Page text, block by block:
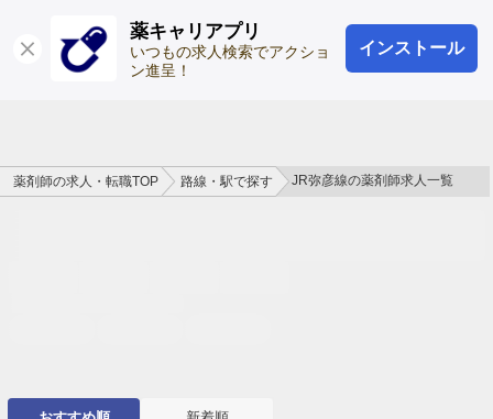
薬キャリアプリ
いつもの求人検索でアクショ
ン進呈！
インストール
ログイン 会員登録
薬剤師の求人・転職TOP 路線・駅で探す JR弥彦線の薬剤師求人一覧